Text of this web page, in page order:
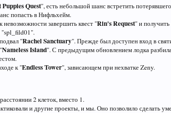
Quest", есть небольшой шанс встретить
попасть в Нифльхейм.
завершить квест "Rin's Request" и
"spl_fild01".
"Rachel Sanctuary". Прежде был доступен вход в
Nameless Island". С предыдущим обновлением лодка
к "Endless Tower", зависающем при нехватке Zeny.
2 клеток, вместо 1.
и другие проекты, и мы. Оно позволило сделать